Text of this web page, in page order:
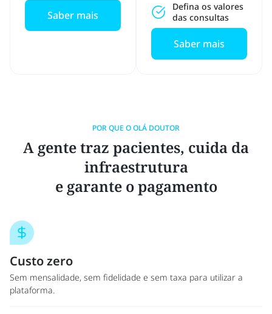
Saber mais
Defina os valores
das consultas
Saber mais
POR QUE O OLÁ DOUTOR
A gente traz pacientes, cuida da
infraestrutura
e garante o pagamento
Custo zero
Sem mensalidade, sem fidelidade e sem taxa para utilizar a
plataforma.